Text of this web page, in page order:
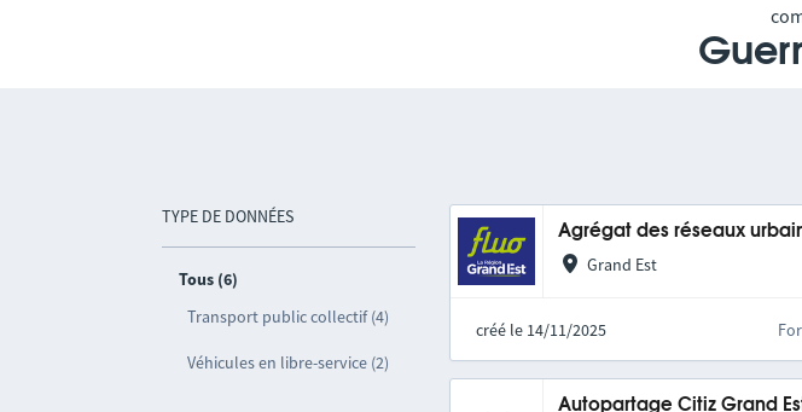
TYPE DE DONNÉES
Tous (6)
Transport public collectif (4)
Véhicules en libre-service (2)
Agrégat des réseaux
Grand Est
créé le 14/11/2025
Autopartage Citiz Grand